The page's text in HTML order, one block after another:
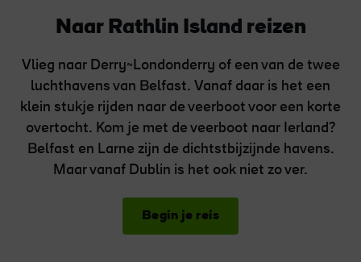
Naar Rathlin Island reizen
Vlieg naar Derry~Londonderry of een van de twee
luchthavens van Belfast. Vanaf daar is het een
klein stukje rijden naar de veerboot voor een korte
overtocht. Kom je met de veerboot naar Ierland?
Belfast en Larne zijn de dichtstbijzijnde havens.
Maar vanaf Dublin is het ook niet zo ver.
Begin je reis